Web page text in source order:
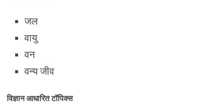
जल
वायु
वन
वन्य जीव
विज्ञान आधारित टॉपिक्स